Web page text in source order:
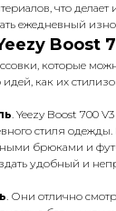
что
ежедневный
Boost
которые
как их
. Yeezy Boost 700
стиля одежды.
брюками и
удобный и
. Они отлично